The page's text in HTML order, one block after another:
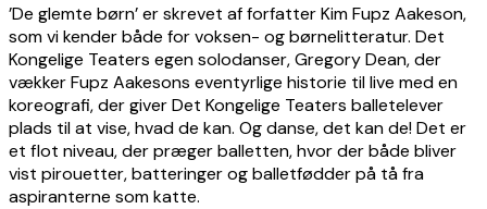
’De glemte børn’ er skrevet af forfatter Kim Fupz Aakeson,
som vi kender både for voksen- og børnelitteratur. Det
Kongelige Teaters egen solodanser, Gregory Dean, der
vækker Fupz Aakesons eventyrlige historie til live med en
koreografi, der giver Det Kongelige Teaters balletelever
plads til at vise, hvad de kan. Og danse, det kan de! Det er
et flot niveau, der præger balletten, hvor der både bliver
vist pirouetter, batteringer og balletfødder på tå fra
aspiranterne som katte.